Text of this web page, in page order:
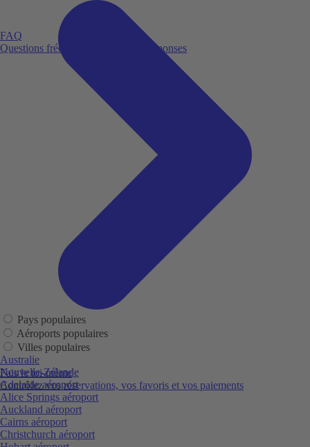
FAQ
Questions fréquemment posées et réponses
Fais le toi-même
Contrôlez vos réservations, vos favoris et vos paiements
Pays populaires
Aéroports populaires
Villes populaires
Australie
Nouvelle-Zélande
Adelaide aéroport
Alice Springs aéroport
Auckland aéroport
Cairns aéroport
Christchurch aéroport